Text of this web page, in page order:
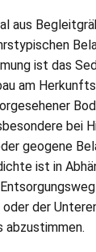
aus
ist das
am
bei
geogene
ist in
der
abzustimmen.